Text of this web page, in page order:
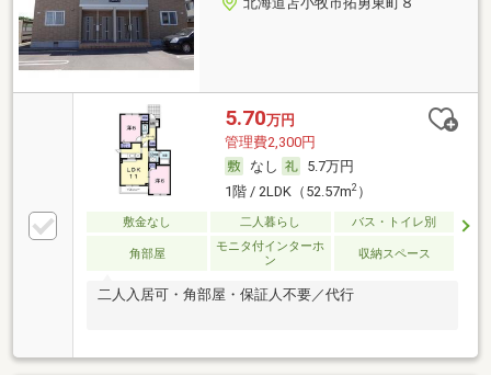
5.70万円
管理費2,300円
なし
5.7万円
1階 / 2LDK（52.57m2）
敷金なし 二人暮らし バス・トイレ別
角部屋
モニタ付インターホ
ン
収納スペース
二人入居可・角部屋・保証人不要／代行